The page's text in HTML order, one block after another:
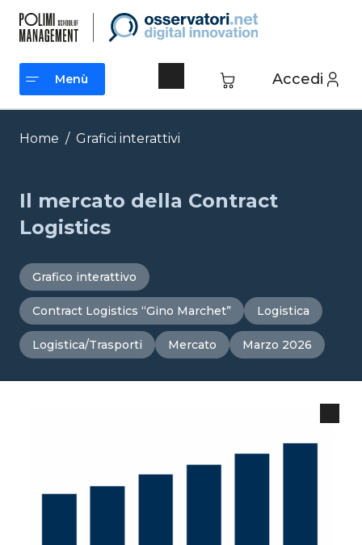
contenuto
Accedi
Menù
Menù
Home / Grafici interattivi
Il mercato della Contract
Logistics
Grafico interattivo
Contract Logistics “Gino Marchet” Logistica
Logistica/Trasporti Mercato Marzo 2026